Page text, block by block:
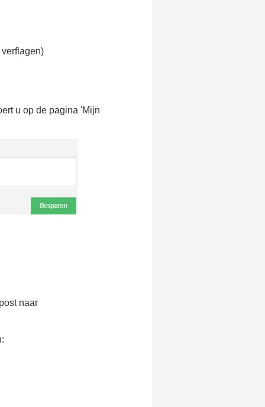
72 uur in Nederland
aankoopwaarde van 30€.
shopping vouchers
bij elke bestelling
voor elke verwijzing
€5 korting
verflagen)
u op de pagina 'Mijn
naar